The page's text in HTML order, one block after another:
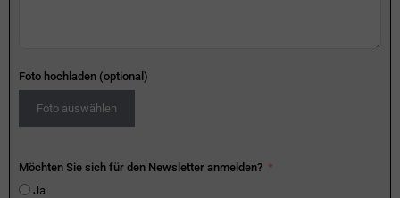
Foto hochladen (optional)
Foto auswählen
Möchten Sie sich für den Newsletter anmelden?
Ja